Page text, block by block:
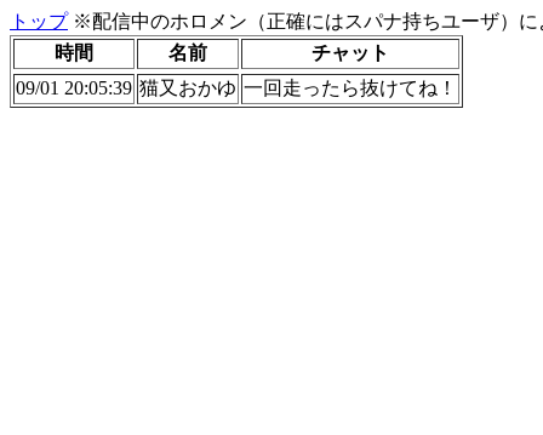
トップ※配信中のホロメン（正確にはスパナ持ちユーザ）
時間
名前
チャット
09/01 20:05:39 猫又おかゆ 一回走ったら抜けてね！